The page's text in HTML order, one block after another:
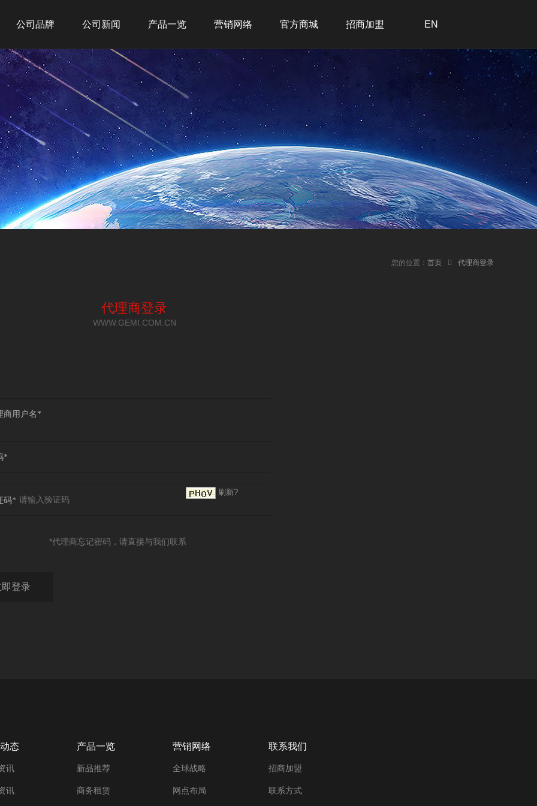
EN
招商加盟
联系我们
在线留言
加入我们
官方商城
营销网络
网点布局
经典案例
产品一览
新品推荐
商务租赁
商用产品
家用产品
净水产品
公司新闻
行业新闻
公司品牌
吉之美
吉宝
吉优
您的位置： 首页 代理商登录
代理商登录
WWW.GEMI.COM.CN
商用户名*
*
码*
刷新?
*代理商忘记密码，请直接与我们联系
态
讯
讯
产品一览
新品推荐
商务租赁
营销网络
全球战略
网点布局
联系我们
招商加盟
联系方式